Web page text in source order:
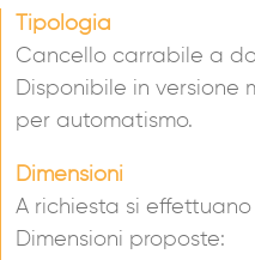
Tipologia
Cancello carrabile a
Disponibile in versione
per automatismo.
Dimensioni
A richiesta si effettuano
Dimensioni proposte: